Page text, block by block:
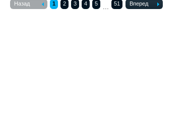
Назад 1 2 3 4 5 ... 51 Вперед